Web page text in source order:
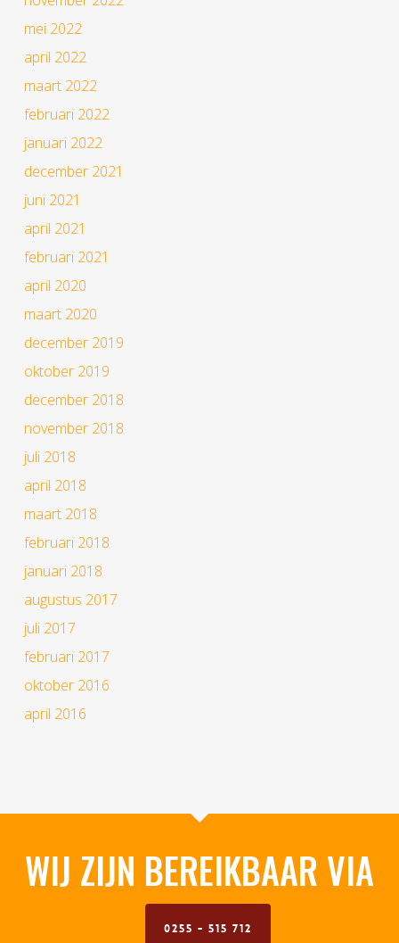
mei 2022
april 2022
maart 2022
februari 2022
januari 2022
december 2021
juni 2021
april 2021
februari 2021
april 2020
maart 2020
december 2019
oktober 2019
december 2018
november 2018
juli 2018
april 2018
maart 2018
februari 2018
januari 2018
augustus 2017
juli 2017
februari 2017
oktober 2016
april 2016
WIJ ZIJN BEREIKBAAR VIA
0255 - 515 712